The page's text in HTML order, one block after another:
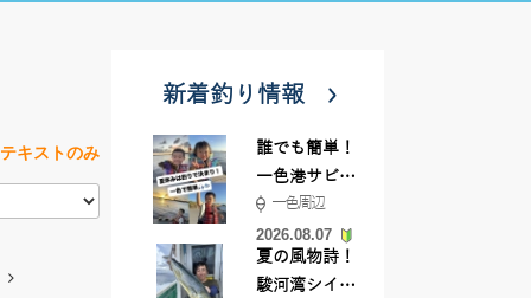
テキストのみ
新着釣り情報
誰でも簡単！
一色港サビキ
＆ちょい投げ
一色周辺
2026.08.07
夏の風物詩！
駿河湾シイラ